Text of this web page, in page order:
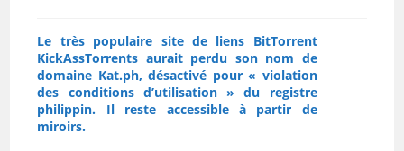
Le très populaire site de liens BitTorrent
KickAssTorrents aurait perdu son nom de
domaine Kat.ph, désactivé pour « violation
des conditions d’utilisation » du registre
philippin. Il reste accessible à partir de
miroirs.